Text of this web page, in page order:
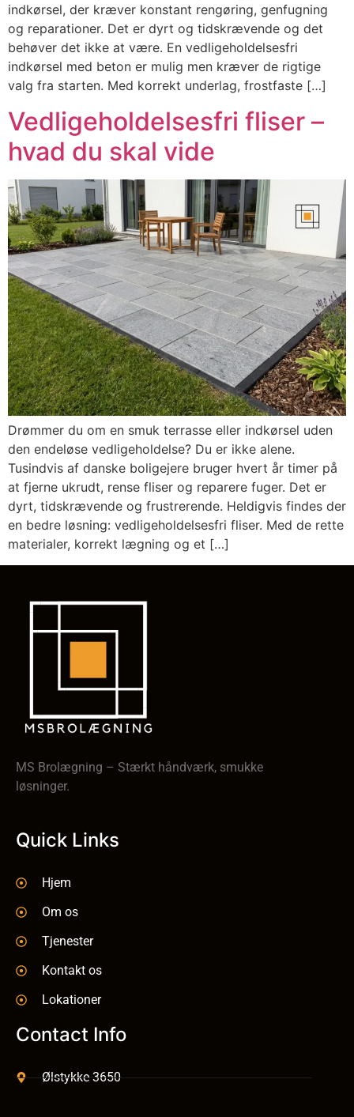
indkørsel, der kræver konstant rengøring, genfugning
og reparationer. Det er dyrt og tidskrævende og det
behøver det ikke at være. En vedligeholdelsesfri
indkørsel med beton er mulig men kræver de rigtige
valg fra starten. Med korrekt underlag, frostfaste […]
Vedligeholdelsesfri fliser –
hvad du skal vide
Drømmer du om en smuk terrasse eller indkørsel uden
den endeløse vedligeholdelse? Du er ikke alene.
Tusindvis af danske boligejere bruger hvert år timer på
at fjerne ukrudt, rense fliser og reparere fuger. Det er
dyrt, tidskrævende og frustrerende. Heldigvis findes der
en bedre løsning: vedligeholdelsesfri fliser. Med de rette
materialer, korrekt lægning og et […]
MS Brolægning – Stærkt håndværk, smukke
løsninger.
Quick Links
Hjem
Om os
Tjenester
Kontakt os
Lokationer
Contact Info
Ølstykke 3650